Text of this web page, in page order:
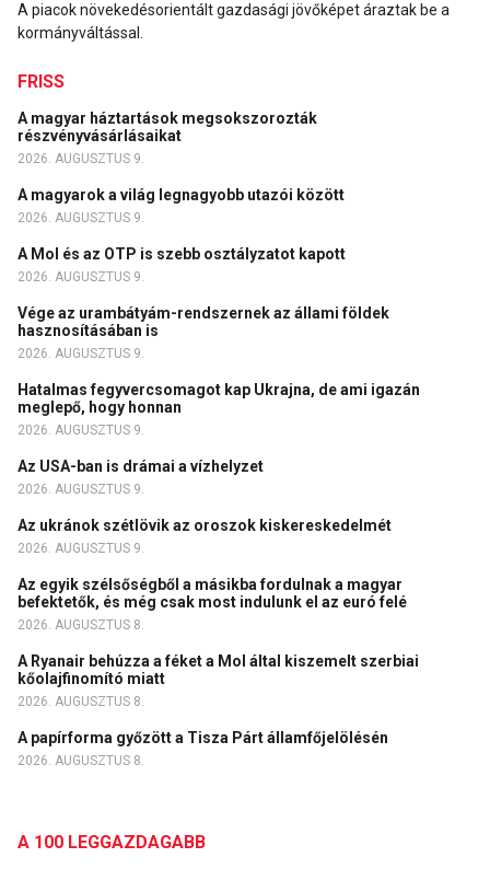
A piacok növekedésorientált gazdasági jövőképet áraztak be a
kormányváltással.
FRISS
A magyar háztartások megsokszorozták
részvényvásárlásaikat
2026. AUGUSZTUS 9.
A magyarok a világ legnagyobb utazói között
2026. AUGUSZTUS 9.
A Mol és az OTP is szebb osztályzatot kapott
2026. AUGUSZTUS 9.
Vége az urambátyám-rendszernek az állami földek
hasznosításában is
2026. AUGUSZTUS 9.
Hatalmas fegyvercsomagot kap Ukrajna, de ami igazán
meglepő, hogy honnan
2026. AUGUSZTUS 9.
Az USA-ban is drámai a vízhelyzet
2026. AUGUSZTUS 9.
Az ukránok szétlövik az oroszok kiskereskedelmét
2026. AUGUSZTUS 9.
Az egyik szélsőségből a másikba fordulnak a magyar
befektetők, és még csak most indulunk el az euró felé
2026. AUGUSZTUS 8.
A Ryanair behúzza a féket a Mol által kiszemelt szerbiai
kőolajfinomító miatt
2026. AUGUSZTUS 8.
A papírforma győzött a Tisza Párt államfőjelölésén
2026. AUGUSZTUS 8.
A 100 LEGGAZDAGABB